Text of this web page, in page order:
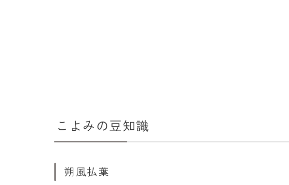
こよみの豆知識
朔風払葉